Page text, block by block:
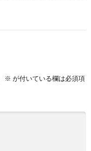
※ が付いている欄は必須項